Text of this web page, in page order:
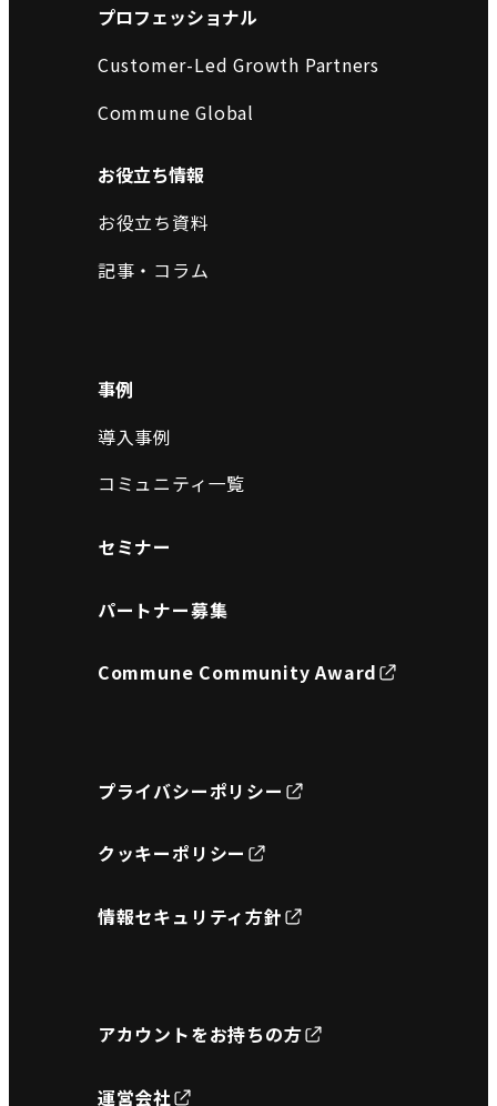
プロフェッショナル
Customer-Led Growth Partners
Commune Global
お役立ち情報
お役立ち資料
記事・コラム
事例
導入事例
コミュニティ一覧
セミナー
パートナー募集
Commune Community Award
プライバシーポリシー
クッキーポリシー
情報セキュリティ方針
アカウントをお持ちの方
運営会社